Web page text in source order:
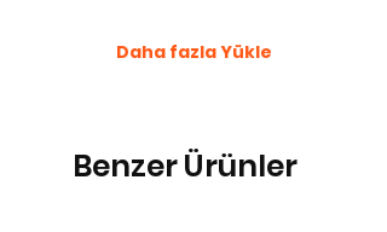
Daha fazla Yükle
Benzer Ürünler